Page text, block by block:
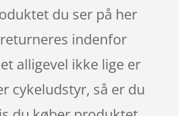
du ser på her
indenfor
alligevel ikke lige er
cykeludstyr, så er du